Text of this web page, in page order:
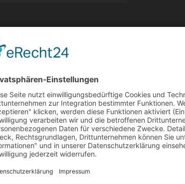
für Ablage mit 488 mm Breite
für Ablage mit 488 mm Breite
für Tastatur / Leuchte / Wanne